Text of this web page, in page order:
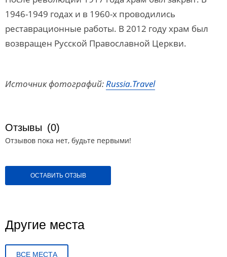
1946-1949 годах и в 1960-х проводились
реставрационные работы. В 2012 году храм был
возвращен Русской Православной Церкви.
Источник фотографий:Russia.Travel
Отзывы (0)
Отзывов пока нет, будьте первыми!
ОСТАВИТЬ ОТЗЫВ
Другие места
ВСЕ МЕСТА